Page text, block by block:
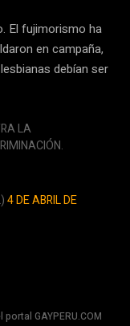
El fujimorismo ha
en campaña,
debían ser
LA
4 DE ABRIL DE
GAYPERU.COM